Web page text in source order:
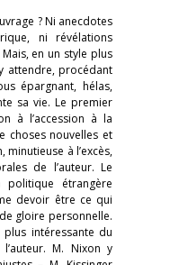
? Ni anecdotes
ni révélations
en un style plus
attendre, procédant
épargnant, hélas,
sa vie. Le premier
à l’accession à la
choses nouvelles et
minutieuse à l’excès,
de l’auteur. Le
étrangère
devoir être ce qui
gloire personnelle.
intéressante du
M. Nixon y